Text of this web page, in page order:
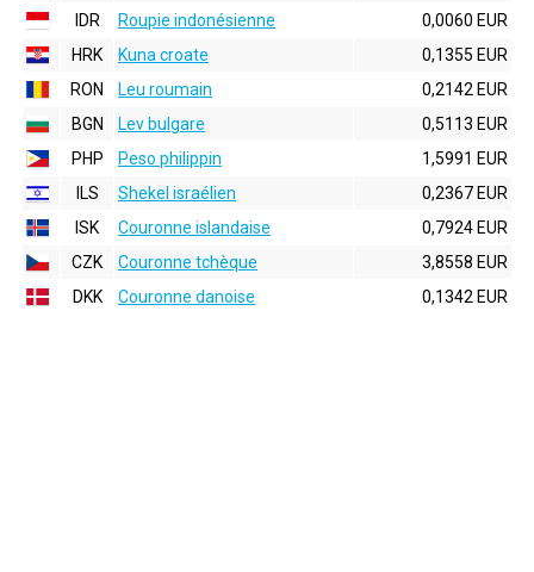
IDR
Roupie indonésienne
0,0060 EUR
HRK
Kuna croate
0,1355 EUR
RON
Leu roumain
0,2142 EUR
BGN
Lev bulgare
0,5113 EUR
PHP
Peso philippin
1,5991 EUR
ILS
Shekel israélien
0,2367 EUR
ISK
Couronne islandaise
0,7924 EUR
CZK
Couronne tchèque
3,8558 EUR
DKK
Couronne danoise 0,1342 EUR